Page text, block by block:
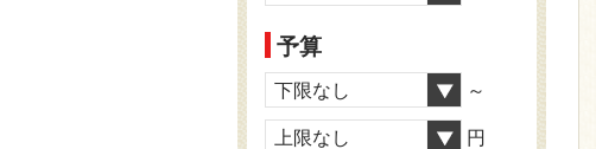
予算
下限なし ～
上限なし 円